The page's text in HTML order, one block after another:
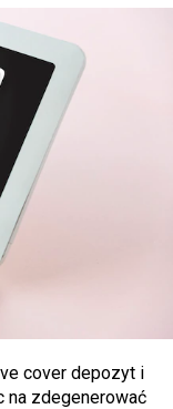
cover depozyt i
na zdegenerować